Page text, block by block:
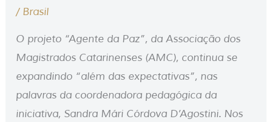
/ Brasil
O projeto “Agente da Paz”, da Associação dos
Magistrados Catarinenses (AMC), continua se
expandindo “além das expectativas”, nas
palavras da coordenadora pedagógica da
iniciativa, Sandra Mári Córdova D’Agostini. Nos